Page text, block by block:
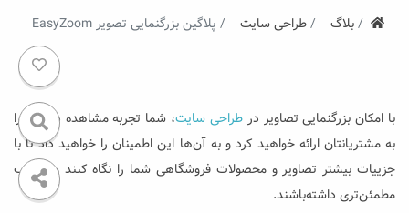
ستروکیت
بلاگ طراحی سایت پلاگین بزرگنمایی تصویر EasyZoom
با امکان بزرگنمایی تصاویر درطراحی سایت، شما تجربه مشاهده دقیق‌تر را
به مشتریانتان ارائه خواهید کرد و به آن‌ها این اطمینان را خواهید داد تا با
جزییات بیشتر تصاویر و محصولات فروشگاهی شما را نگاه کنند و انتخاب
مطمئن‌تری داشته‌باشند.